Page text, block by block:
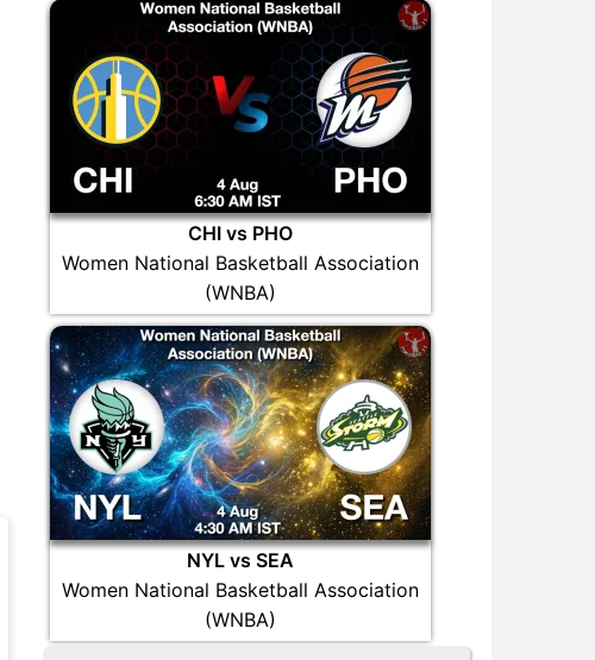
CHI vs PHO
Women National Basketball Association
(WNBA)
NYL vs SEA
Women National Basketball Association
(WNBA)